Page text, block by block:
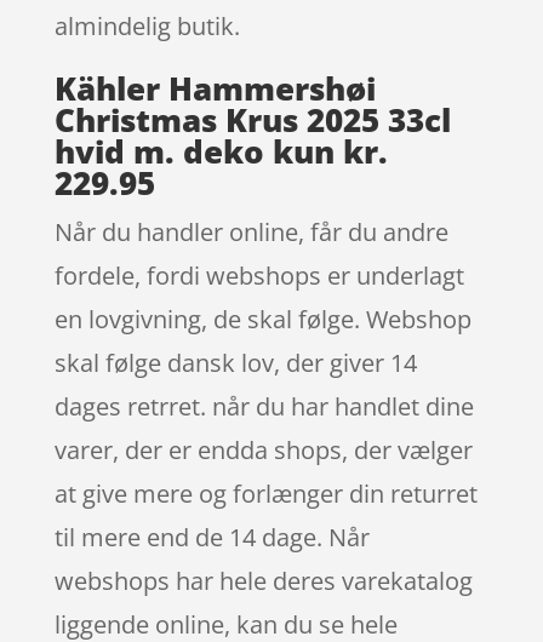
almindelig butik.
Kähler Hammershøi
Christmas Krus 2025 33cl
hvid m. deko kun kr.
229.95
Når du handler online, får du andre
fordele, fordi webshops er underlagt
en lovgivning, de skal følge. Webshop
skal følge dansk lov, der giver 14
dages retrret. når du har handlet dine
varer, der er endda shops, der vælger
at give mere og forlænger din returret
til mere end de 14 dage. Når
webshops har hele deres varekatalog
liggende online, kan du se hele